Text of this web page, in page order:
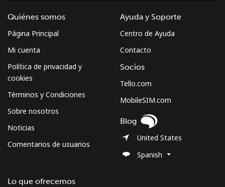
Quiénes somos
Página Principal
Mi cuenta
Política de privacidad y
cookies
Términos y Condiciones
Sobre nosotros
Noticias
Comentarios de usuarios
Lo que ofrecemos
Ayuda y Soporte
Centro de Ayuda
Contacto
Socios
Tello.com
MobileSIM.com
Blog
United States
Spanish